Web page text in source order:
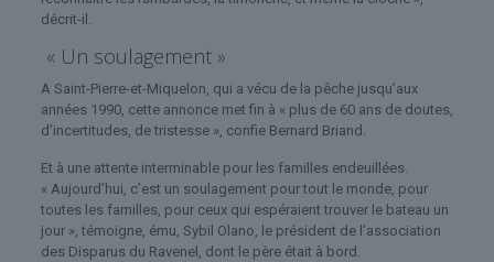
décrit-il.
« Un soulagement »
A Saint-Pierre-et-Miquelon, qui a vécu de la pêche jusqu’aux
années 1990, cette annonce met fin à « plus de 60 ans de doutes,
d’incertitudes, de tristesse », confie Bernard Briand.
Et à une attente interminable pour les familles endeuillées.
« Aujourd’hui, c’est un soulagement pour tout le monde, pour
toutes les familles, pour ceux qui espéraient trouver le bateau un
jour », témoigne, ému, Sybil Olano, le président de l’association
des Disparus du Ravenel, dont le père était à bord.